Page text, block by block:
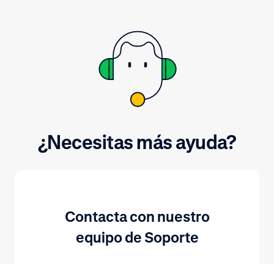
¿Necesitas más ayuda?
Contacta con nuestro
equipo de Soporte